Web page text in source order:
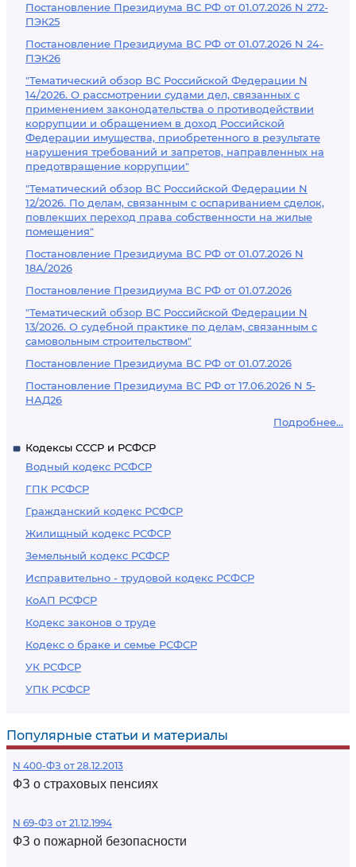
Постановление Президиума ВС РФ от 01.07.2026 N 272-
ПЭК25
Постановление Президиума ВС РФ от 01.07.2026 N 24-
ПЭК26
"Тематический обзор ВС Российской Федерации N
14/2026. О рассмотрении судами дел, связанных с
применением законодательства о противодействии
коррупции и обращением в доход Российской
Федерации имущества, приобретенного в результате
нарушения требований и запретов, направленных на
предотвращение коррупции"
"Тематический обзор ВС Российской Федерации N
12/2026. По делам, связанным с оспариванием сделок,
повлекших переход права собственности на жилые
помещения"
Постановление Президиума ВС РФ от 01.07.2026 N
18А/2026
Постановление Президиума ВС РФ от 01.07.2026
"Тематический обзор ВС Российской Федерации N
13/2026. О судебной практике по делам, связанным с
самовольным строительством"
Постановление Президиума ВС РФ от 01.07.2026
Постановление Президиума ВС РФ от 17.06.2026 N 5-
НАД26
Подробнее...
Кодексы СССР и РСФСР
Водный кодекс РСФСР
ГПК РСФСР
Гражданский кодекс РСФСР
Жилищный кодекс РСФСР
Земельный кодекс РСФСР
Исправительно - трудовой кодекс РСФСР
КоАП РСФСР
Кодекс законов о труде
Кодекс о браке и семье РСФСР
УК РСФСР
УПК РСФСР
Популярные статьи и материалы
N 400-ФЗ от 28.12.2013
ФЗ о страховых пенсиях
N 69-ФЗ от 21.12.1994
ФЗ о пожарной безопасности